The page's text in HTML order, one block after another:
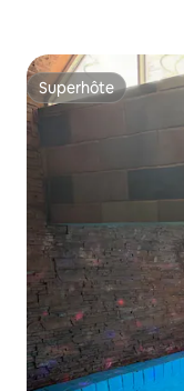
Superhôte
Superhôte